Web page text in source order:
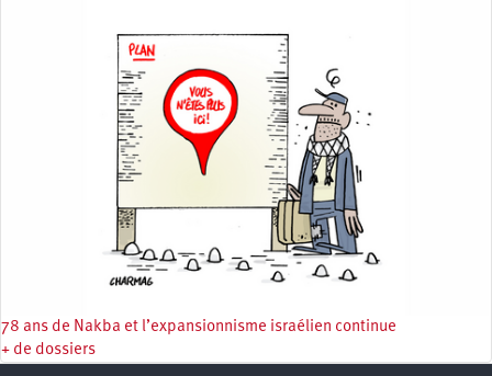
78 ans de Nakba et l’expansionnisme israélien continue
+ de dossiers